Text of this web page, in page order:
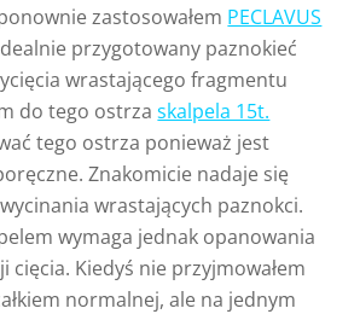
zastosowałem PECLAVUS
przygotowany paznokieć
wrastającego fragmentu
do tego ostrzaskalpela 15t.
tego ostrza ponieważ jest
Znakomicie nadaje się
wrastających paznokci.
wymaga jednak opanowania
cięcia. Kiedyś nie przyjmowałem
normalnej, ale na jednym